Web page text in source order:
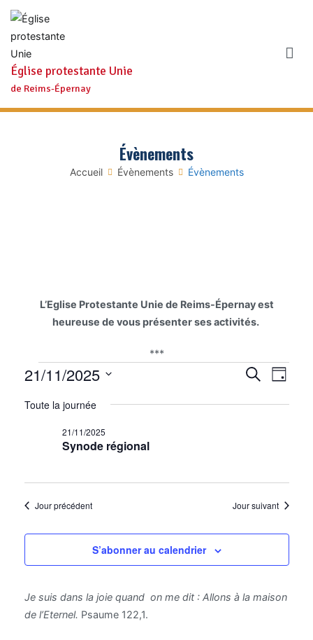
Aller
contenu
Église protestante Unie
de Reims-Épernay
Évènements
Accueil Évènements Évènements
L’Eglise Protestante Unie de Reims-Épernay est
heureuse de vous présenter ses activités.
***
Évènements
21/11/2025
et
vues
Recherche
de
Jour
21/11/2025
une
Toute la journée
Synode régional
21/11/2025
Jour précédent Jour suivant
S’abonner au calendrier
Je suis dans la joie quand on me dit : Allons à la maison
de l’Eternel. Psaume 122,1.